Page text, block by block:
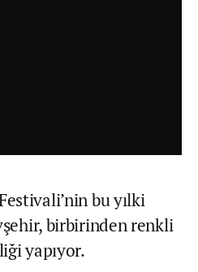
bu yılki
birbirinden renkli
yapıyor.